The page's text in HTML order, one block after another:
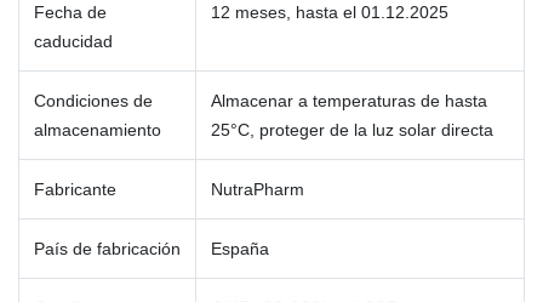
Fecha de
caducidad
12 meses, hasta el 01.12.2025
Condiciones de
almacenamiento
Almacenar a temperaturas de hasta
25°C, proteger de la luz solar directa
Fabricante NutraPharm
País de fabricación España